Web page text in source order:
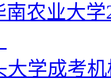
南农业大
大学成考